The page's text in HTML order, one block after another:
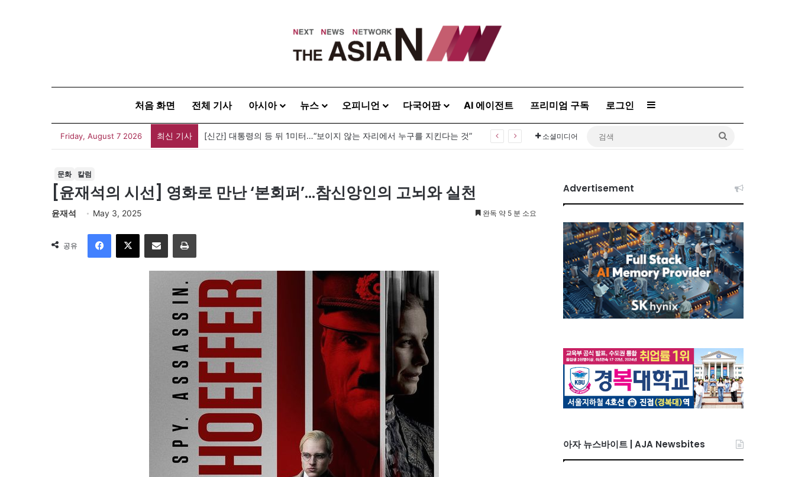
처음 화면 전체 기사 아시아 뉴스 오피니언 다국어판 AI 에이전트 프리미엄 구독 로그인 Sidebar
Friday, August 7 2026 최신 기사 [신간] 대통령의 등 뒤 1미터…“보이지 않는 자리에서 누구를 지킨다는 것” 소셜미디어
문화 칼럼
[윤재석의 시선] 영화로 만난 ‘본회퍼’…참신앙인의 고뇌와 실천
윤재석 May 3, 2025 완독 약 5 분 소요
공유
Facebook
X 이메일 인쇄
Advertisement
아자 뉴스바이트 | AJA Newsbites